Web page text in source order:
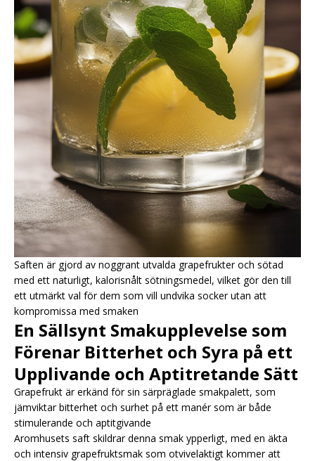
Saften är gjord av noggrant utvalda grapefrukter och sötad
med ett naturligt, kalorisnålt sötningsmedel, vilket gör den till
ett utmärkt val för dem som vill undvika socker utan att
kompromissa med smaken
En Sällsynt Smakupplevelse som
Förenar Bitterhet och Syra på ett
Upplivande och Aptitretande Sätt
Grapefrukt är erkänd för sin särpräglade smakpalett, som
jämviktar bitterhet och surhet på ett manér som är både
stimulerande och aptitgivande
Aromhusets saft skildrar denna smak ypperligt, med en äkta
och intensiv grapefruktsmak som otvivelaktigt kommer att